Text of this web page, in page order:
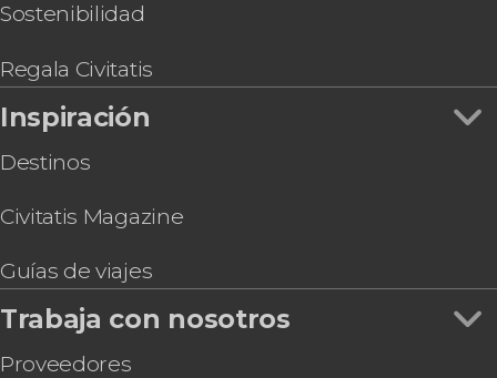
Sostenibilidad
Regala Civitatis
Inspiración
Destinos
Civitatis Magazine
Guías de viajes
Trabaja con nosotros
Proveedores